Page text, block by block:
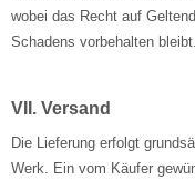
wobei das Recht auf
Schadens vorbehalten bleibt.
VII. Versand
Die Lieferung erfolgt
Werk. Ein vom Käufer